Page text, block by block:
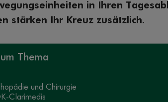
in Ihren
stärken Ihr Kreuz zusätzlich.
Thema
und Chirurgie
Clarimedis